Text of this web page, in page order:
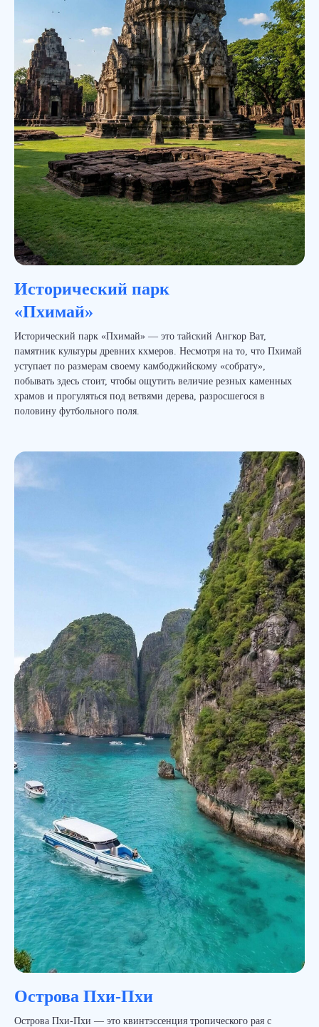
Исторический парк
«Пхимай»
Исторический парк «Пхимай» — это тайский Ангкор Ват,
памятник культуры древних кхмеров. Несмотря на то, что Пхимай
уступает по размерам своему камбоджийскому «собрату»,
побывать здесь стоит, чтобы ощутить величие резных каменных
храмов и прогуляться под ветвями дерева, разросшегося в
половину футбольного поля.
Острова Пхи-Пхи
Острова Пхи-Пхи — это квинтэссенция тропического рая с